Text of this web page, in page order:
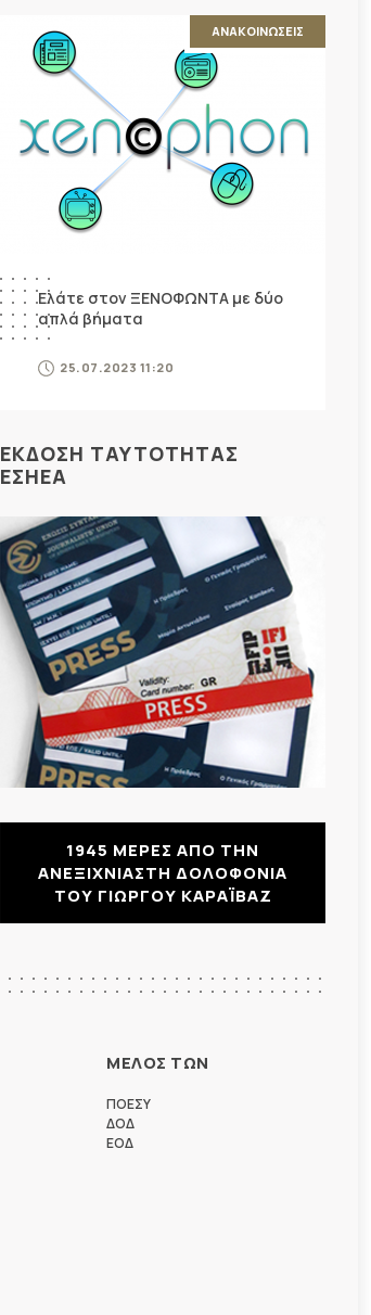
ΑΝΑΚΟΙΝΩΣΕΙΣ
Ελάτε στον ΞΕΝΟΦΩΝΤΑ με δύο
απλά βήματα
25.07.2023 11:20
ΕΚΔΟΣΗ ΤΑΥΤΟΤΗΤΑΣ
ΕΣΗΕΑ
1945 ΜΕΡΕΣ ΑΠΟ ΤΗΝ
ΑΝΕΞΙΧΝΙΑΣΤΗ ΔΟΛΟΦΟΝΙΑ
ΤΟΥ ΓΙΩΡΓΟΥ ΚΑΡΑΪΒΑΖ
ΜΕΛΟΣ ΤΩΝ
ΠΟΕΣΥ
ΔΟΔ
ΕΟΔ